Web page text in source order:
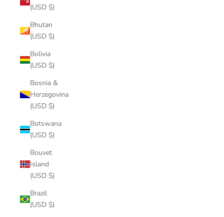
(USD $)
Bhutan
(USD $)
Bolivia
(USD $)
Bosnia &
Herzegovina
(USD $)
Botswana
(USD $)
Bouvet
Island
(USD $)
Brazil
(USD $)